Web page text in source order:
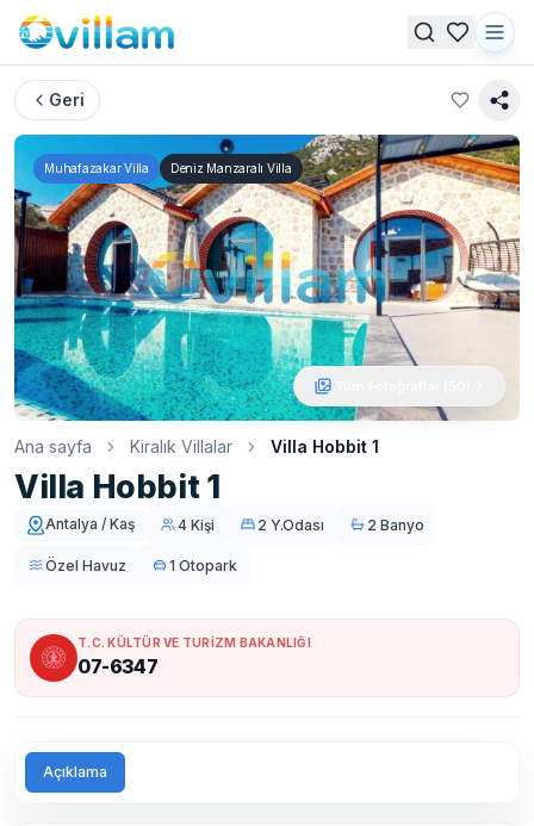
Geri
Muhafazakar Villa Deniz Manzaralı Villa
Ana sayfa Kiralık Villalar Villa Hobbit 1
Villa Hobbit 1
Antalya / Kaş 4 Kişi 2 Y.Odası 2 Banyo
Özel Havuz 1 Otopark
T.C. KÜLTÜR VE TURİZM BAKANLIĞI
07-6347
Açıklama